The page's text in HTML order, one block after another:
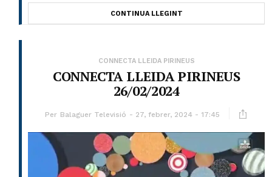
CONTINUA LLEGINT
CONNECTA LLEIDA PIRINEUS
CONNECTA LLEIDA PIRINEUS
26/02/2024
Per Balaguer Televisió 27, febrer, 2024 - 17:45